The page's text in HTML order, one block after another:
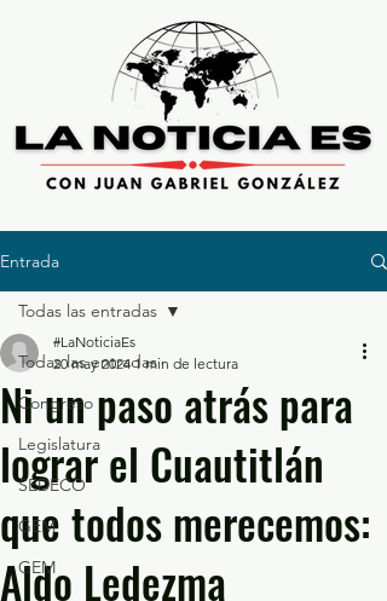
Entrada
Todas las entradas
Congreso
Legislatura
SEDECO
GEM
GEM
Todas las entradas
Ni un paso atrás para
lograr el Cuautitlán
que todos merecemos:
Aldo Ledezma
#LaNoticiaEs
20 may 2024 1 min de lectura